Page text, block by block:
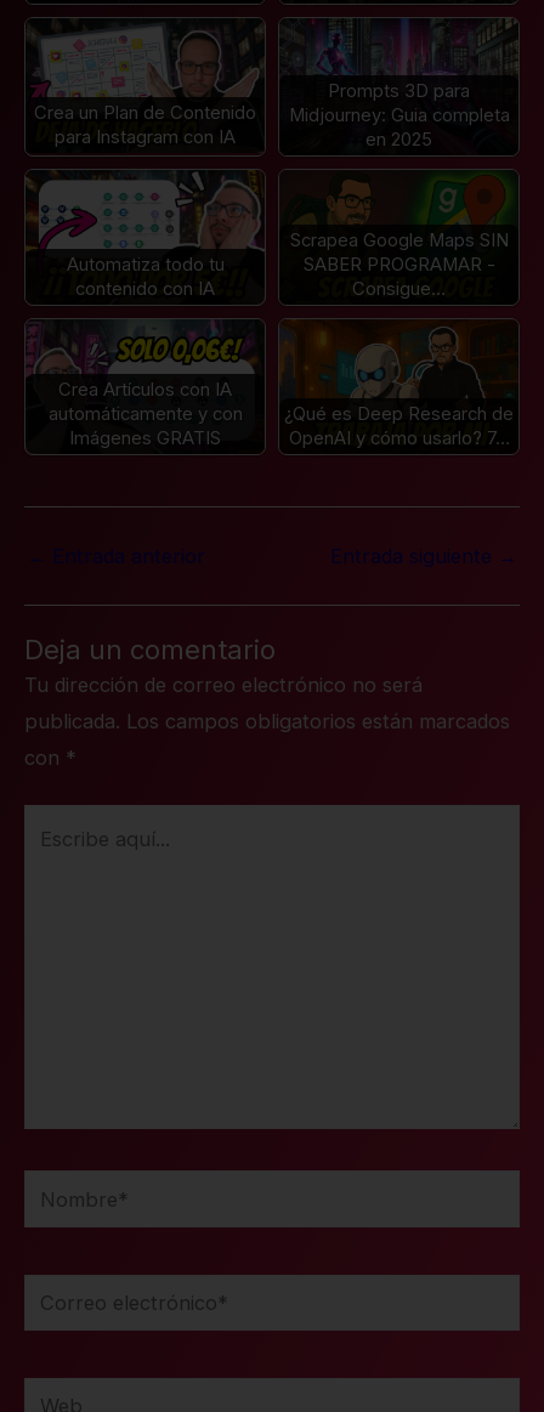
Crea un Plan de Contenido
para Instagram con IA
Prompts 3D para
Midjourney: Guia completa
en 2025
Automatiza todo tu
contenido con IA
Scrapea Google Maps SIN
SABER PROGRAMAR -
Consigue…
Crea Artículos con IA
automáticamente y con
Imágenes GRATIS
¿Qué es Deep Research de
OpenAI y cómo usarlo? 7…
Entrada anterior Entrada siguiente →
Deja un comentario
Tu dirección de correo electrónico no será
publicada. Los campos obligatorios están marcados
con *
Nombre*
Correo
electrónico*
Web